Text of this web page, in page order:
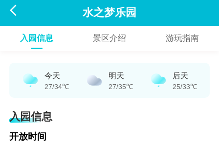
 水之梦乐园
入园信息 景区介绍 游玩指南
今天
27/34℃
明天
27/35℃
后天
25/33℃
入园信息
开放时间